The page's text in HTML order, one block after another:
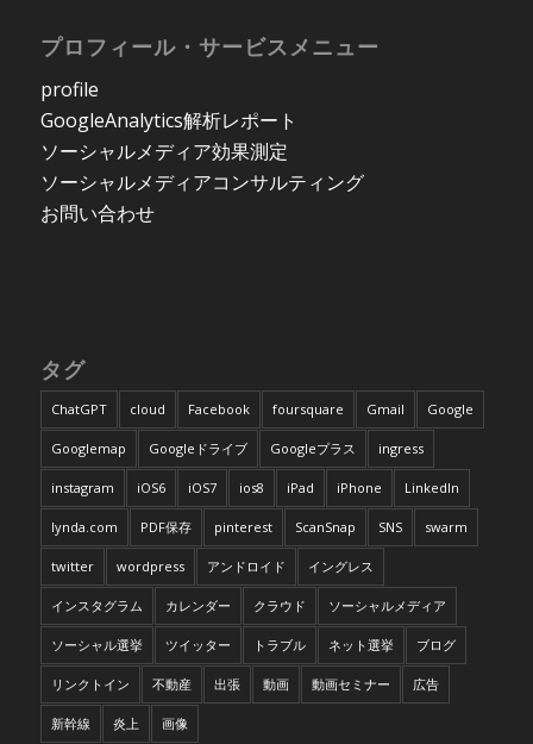
プロフィール・サービスメニュー
profile
GoogleAnalytics解析レポート
ソーシャルメディア効果測定
ソーシャルメディアコンサルティング
お問い合わせ
タグ
ChatGPT cloud Facebook foursquare Gmail Google
Googlemap Googleドライブ Googleプラス ingress
instagram iOS6 iOS7 ios8 iPad iPhone LinkedIn
lynda.com PDF保存 pinterest ScanSnap SNS swarm
twitter wordpress アンドロイド イングレス
インスタグラム カレンダー クラウド ソーシャルメディア
ソーシャル選挙 ツイッター トラブル ネット選挙 ブログ
リンクトイン 不動産 出張 動画 動画セミナー 広告
新幹線 炎上 画像